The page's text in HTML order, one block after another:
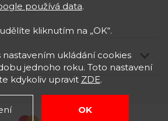
používá data.
kliknutím na „OK“.
nastavením ukládání cookies
jednoho roku. Toto nastavení
kdykoliv upravit ZDE.
OK